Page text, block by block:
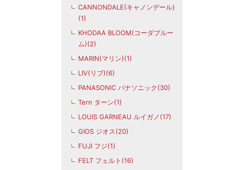
CANNONDALE(キャノンデール)
(1)
KHODAA BLOOM(コーダブルー
ム)(2)
MARIN(マリン)(1)
LIV(リブ)(6)
PANASONIC パナソニック(30)
Tern ターン(1)
LOUIS GARNEAU ルイガノ(17)
GIOS ジオス(20)
FUJI フジ(1)
FELT フェルト(16)